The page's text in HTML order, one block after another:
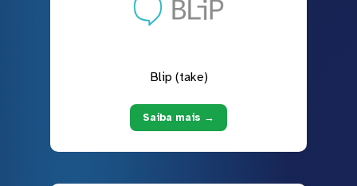
Blip (take)
Saiba mais →